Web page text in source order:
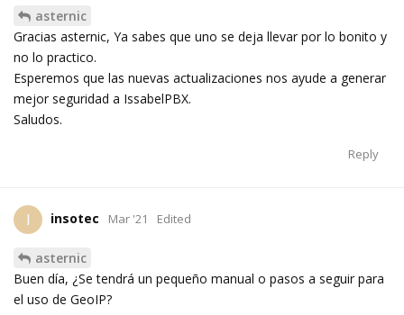
asternic
Gracias asternic, Ya sabes que uno se deja llevar por lo bonito y
no lo practico.
Esperemos que las nuevas actualizaciones nos ayude a generar
mejor seguridad a IssabelPBX.
Saludos.
Reply
I insotec Mar '21 Edited
asternic
Buen día, ¿Se tendrá un pequeño manual o pasos a seguir para
el uso de GeoIP?